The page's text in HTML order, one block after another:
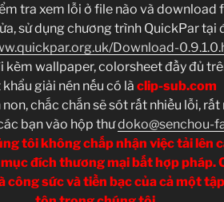
tra xem lỗi ở file nào và download
sử dụng chương trình QuickPar tại
Download-
kèm wallpaper, colorsheet đầy đủ
khẩu giải nén nếu có làclip-sub.com
chắc chắn sẽ sót rất nhiều lỗi,
bạn vào hộp thưdoko@senchou-
tôi không chấp nhận việc tải lên
đích thương mại bất hợp pháp.
công sức và tiền bạc của cả một